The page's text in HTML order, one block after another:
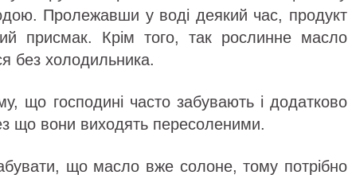
Пролежавши у воді деякий час, продукт
присмак. Крім того, так рослинне масло
без холодильника.
що господині часто забувають і додатково
що вони виходять пересоленими.
що масло вже солоне, тому потрібно